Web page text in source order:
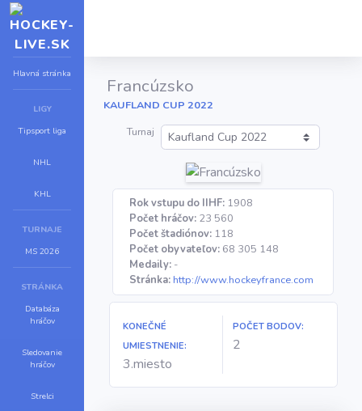
Hlavná stránka
LIGY
Tipsport liga
NHL
KHL
TURNAJE
MS 2026
STRÁNKA
Databáza
hráčov
Sledovanie
hráčov
Strelci
Francúzsko
KAUFLAND CUP 2022
Turnaj
Rok vstupu do IIHF: 1908
Počet hráčov: 23 560
Počet štadiónov: 118
Počet obyvateľov: 68 305 148
Medaily: -
Stránka: http://www.hockeyfrance.com
KONEČNÉ
UMIESTNENIE:
3.miesto
POČET BODOV:
2